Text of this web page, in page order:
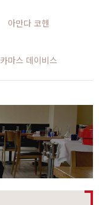
아만다 코헨
카마스 데이비스